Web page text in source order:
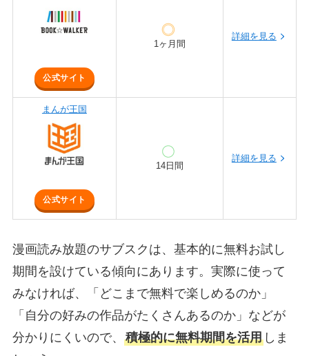
公式サイト
1ヶ月間
詳細を見る
まんが王国
公式サイト
14日間
詳細を見る
漫画読み放題のサブスクは、基本的に無料お試し
期間を設けている傾向にあります。実際に使って
みなければ、「どこまで無料で楽しめるのか」
「自分の好みの作品がたくさんあるのか」などが
分かりにくいので、 積極的に無料期間を活用しま